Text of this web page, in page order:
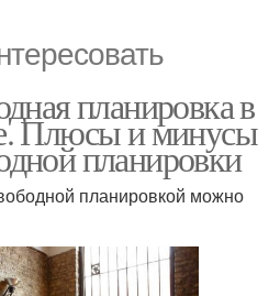
планировка в
Плюсы и минусы
планировки
планировкой можно